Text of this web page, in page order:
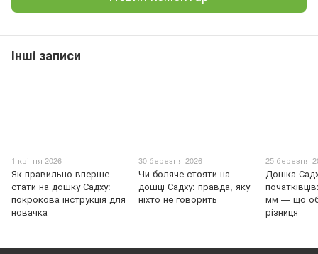
Інші записи
1 квітня 2026
Як правильно вперше
стати на дошку Садху:
покрокова інструкція для
новачка
30 березня 2026
Чи боляче стояти на
дошці Садху: правда, яку
ніхто не говорить
25 березня
Дошка
мм — що
різниця